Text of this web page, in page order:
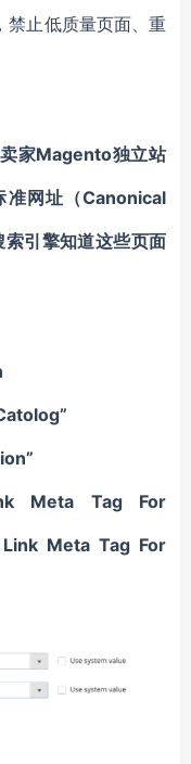
禁止低质量页面、重
家Magento独立站
准网址（Canonical
引擎知道这些页面
Meta Tag For
Meta Tag For